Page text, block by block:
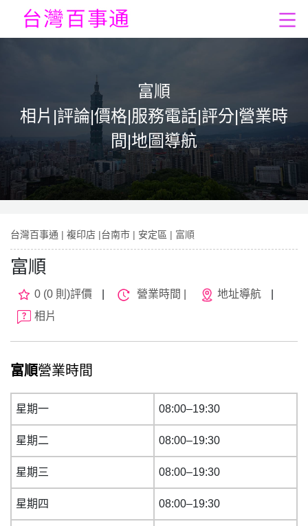
富順
相片|評論|價格|服務電話|評分|營業時
間|地圖導航
台灣百事通 | 複印店 |台南市 | 安定區 | 富順
富順
0 (0 則)評價 營業時間 | 地址導航
相片
富順營業時間
星期一 08:00–19:30
星期二 08:00–19:30
星期三 08:00–19:30
星期四 08:00–19:30